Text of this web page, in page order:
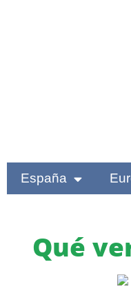
España
Qué